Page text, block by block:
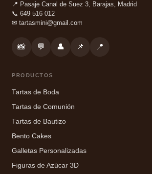
📍 Pasaje Canal de Suez 3, Barajas, Madrid
📞 649 516 012
✉ tartasmini@gmail.com
📸 💬 👤 📌 📍
PRODUCTOS
Tartas de Boda
Tartas de Comunión
Tartas de Bautizo
Bento Cakes
Galletas Personalizadas
Figuras de Azúcar 3D